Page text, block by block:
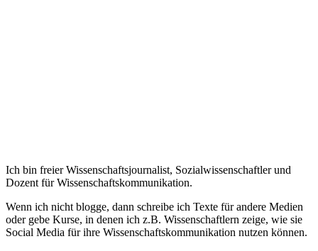
Ich bin freier Wissenschaftsjournalist, Sozialwissenschaftler und
Dozent für Wissenschaftskommunikation.
Wenn ich nicht blogge, dann schreibe ich Texte für andere Medien
oder gebe Kurse, in denen ich z.B. Wissenschaftlern zeige, wie sie
Social Media für ihre Wissenschaftskommunikation nutzen können.